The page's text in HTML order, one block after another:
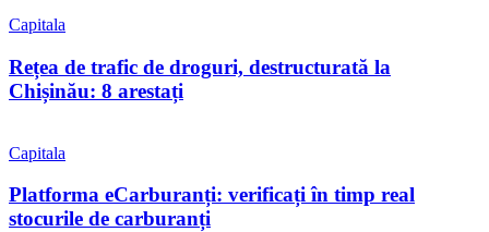
Capitala
Rețea de trafic de droguri, destructurată la
Chișinău: 8 arestați
Capitala
Platforma eCarburanți: verificați în timp real
stocurile de carburanți